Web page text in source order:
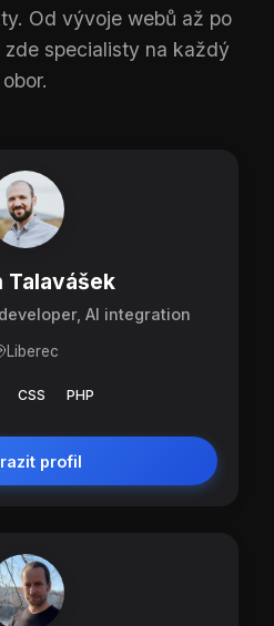
Od vývoje webů až po
specialisty na každý
obor.
Talavášek
AI integration
Liberec
CSS PHP
profil